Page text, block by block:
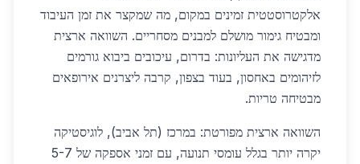
אלקטרוסטטית זמינים במקום, מה שמקצר את זמן העיבוד
ומבטיח גימור מושלם למבנים מסחריים. השוואה ארצית
מדגישה את העליונות: בדרום, עיכובים ביבוא גורמים
לזיהומים באחסון, בעוד בצפון, קרבה ליצרנים אירופאים
מבטיחה טריות.
השוואה ארצית מפורטת: במרכז (תל אביב), לוגיסטיקה
יקרה יותר בגלל עומסי תנועה, עם זמני אספקה של 5-7